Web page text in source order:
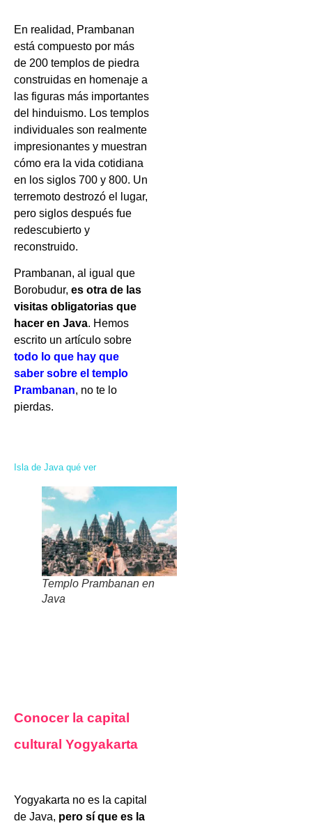
En realidad, Prambanan
está compuesto por más
de 200 templos de piedra
construidas en homenaje a
las figuras más importantes
del hinduismo. Los templos
individuales son realmente
impresionantes y muestran
cómo era la vida cotidiana
en los siglos 700 y 800. Un
terremoto destrozó el lugar,
pero siglos después fue
redescubierto y
reconstruido.
Prambanan, al igual que
Borobudur, es otra de las
visitas obligatorias que
hacer en Java. Hemos
escrito un artículo sobre
todo lo que hay que
saber sobre el templo
Prambanan, no te lo
pierdas.
Isla de Java qué ver
Templo Prambanan en
Java
Conocer la capital
cultural Yogyakarta
Yogyakarta no es la capital
de Java, pero sí que es la